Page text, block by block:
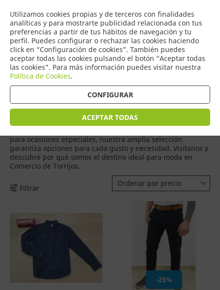
Utilizamos cookies propias y de terceros con finalidades
analíticas y para mostrarte publicidad relacionada con tus
preferencias a partir de tus hábitos de navegación y tu
perfil. Puedes configurar o rechazar las cookies haciendo
click en “Configuración de cookies”. También puedes
aceptar todas las cookies pulsando el botón “Aceptar todas
las cookies”. Para más información puedes visitar nuestra
Política de Cookies.
CONFIGURAR
ACEPTAR TODAS
0
COMERCIO
DE TORRIJOS
Productos (410)
En nuestro comercio de moda en Torrijos, nos apasiona
ofrecerte una experiencia de compra única donde
encuentres no solo ropa de calidad y estilo, sino también
asesoramiento personalizado para destacar tu mejor
para ocasiones especiales, nuestra amplia selección
garantiza opciones para cada gusto y necesidad. Visítanos y
descubre por qué somos el destino ideal para moda en
Comercio de Torrijos.
Filtrar
Ordenar por precio
-25%